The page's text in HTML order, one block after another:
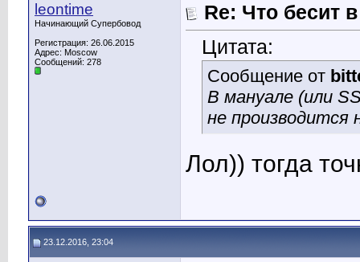
leontime
Начинающий Супербовод
Регистрация: 26.06.2015
Адрес: Moscow
Сообщений: 278
Re: Что бесит
Цитата:
Сообщение от
В мануале (или
не производится
Лол)) тогда
23.12.2016, 23:04